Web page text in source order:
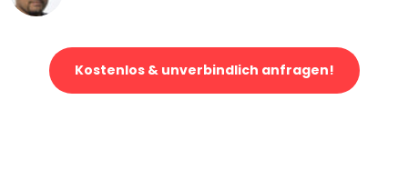
Kostenlos & unverbindlich anfragen!